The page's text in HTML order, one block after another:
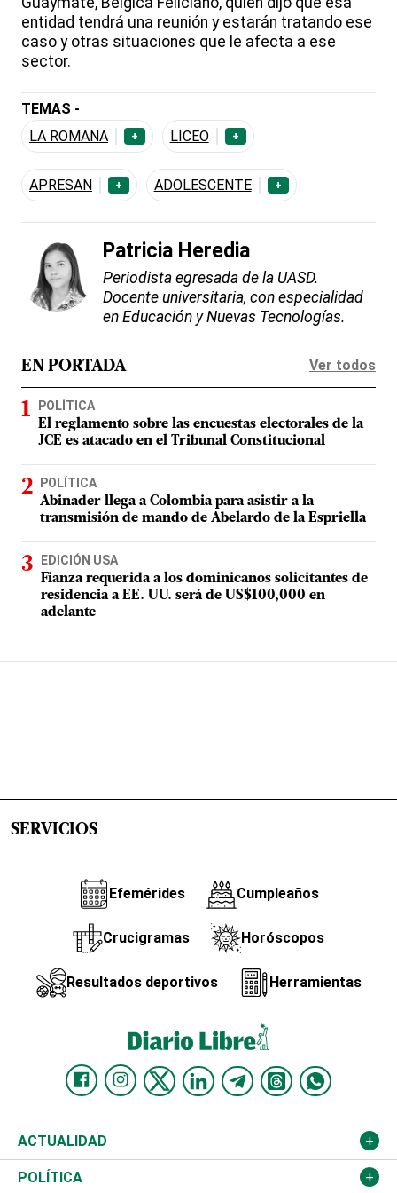
entidad tendrá una reunión y estarán tratando ese
caso y otras situaciones que le afecta a ese
sector.
TEMAS -
LA ROMANA
+ LICEO +
APRESAN + ADOLESCENTE +
Patricia Heredia
Periodista egresada de la UASD.
Docente universitaria, con especialidad
en Educación y Nuevas Tecnologías.
EN PORTADA Ver todos
POLÍTICA
El reglamento sobre las encuestas electorales de la
JCE es atacado en el Tribunal Constitucional
POLÍTICA
Abinader llega a Colombia para asistir a la
transmisión de mando de Abelardo de la Espriella
EDICIÓN USA
Fianza requerida a los dominicanos solicitantes de
residencia a EE. UU. será de US$100,000 en
adelante
SERVICIOS
Efemérides Cumpleaños
Crucigramas Horóscopos
Resultados deportivos Herramientas
ACTUALIDAD
Nacional
POLÍTICA